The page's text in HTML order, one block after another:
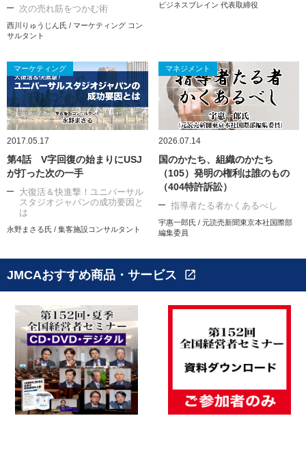
次の売れ筋をつかむ術
西川りゅうじん氏 / マーケティング コン
サルタント
ビジネスブレイン 代表取締役
マーケティング
2017.05.17
第4話 V字回復の始まりにUSJ
が打った次の一手
大復活＆快進撃！ユニバーサル
スタジオジャパンの成功要因と
は
永野まさる氏 / 集客施設コンサルタント
マネジメント
2026.07.14
国のかたち、組織のかたち
（105）発明の権利は誰のもの
（404特許訴訟）
指導者たる者かくあるべし
宇惠一郎氏 / 元読売新聞東京本社国際部
編集委員
JMCAおすすめ商品・サービス open_in_new